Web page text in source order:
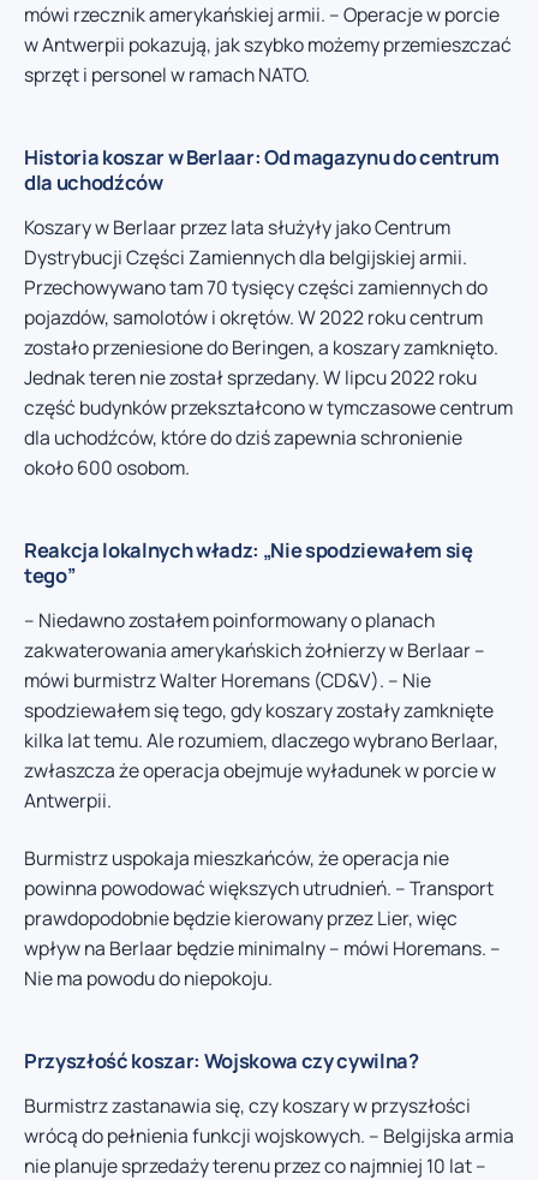
mówi rzecznik amerykańskiej armii. – Operacje w porcie
w Antwerpii pokazują, jak szybko możemy przemieszczać
sprzęt i personel w ramach NATO.
Historia koszar w Berlaar: Od magazynu do centrum
dla uchodźców
Koszary w Berlaar przez lata służyły jako Centrum
Dystrybucji Części Zamiennych dla belgijskiej armii.
Przechowywano tam 70 tysięcy części zamiennych do
pojazdów, samolotów i okrętów. W 2022 roku centrum
zostało przeniesione do Beringen, a koszary zamknięto.
Jednak teren nie został sprzedany. W lipcu 2022 roku
część budynków przekształcono w tymczasowe centrum
dla uchodźców, które do dziś zapewnia schronienie
około 600 osobom.
Reakcja lokalnych władz: „Nie spodziewałem się
tego”
– Niedawno zostałem poinformowany o planach
zakwaterowania amerykańskich żołnierzy w Berlaar –
mówi burmistrz Walter Horemans (CD&V). – Nie
spodziewałem się tego, gdy koszary zostały zamknięte
kilka lat temu. Ale rozumiem, dlaczego wybrano Berlaar,
zwłaszcza że operacja obejmuje wyładunek w porcie w
Antwerpii.
Burmistrz uspokaja mieszkańców, że operacja nie
powinna powodować większych utrudnień. – Transport
prawdopodobnie będzie kierowany przez Lier, więc
wpływ na Berlaar będzie minimalny – mówi Horemans. –
Nie ma powodu do niepokoju.
Przyszłość koszar: Wojskowa czy cywilna?
Burmistrz zastanawia się, czy koszary w przyszłości
wrócą do pełnienia funkcji wojskowych. – Belgijska armia
nie planuje sprzedaży terenu przez co najmniej 10 lat –